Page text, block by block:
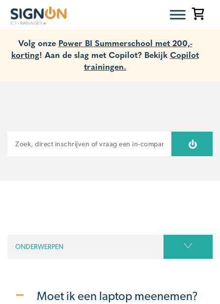
Volg onze Power BI Summerschool met 200,-
korting! Aan de slag met Copilot? Bekijk Copilot
trainingen.
ZOEKEN
ONDERWERPEN
Moet ik een laptop meenemen?